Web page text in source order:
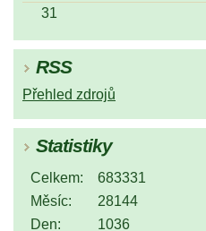
31
RSS
Přehled zdrojů
Statistiky
Celkem:
683331
Měsíc:
28144
Den:
1036